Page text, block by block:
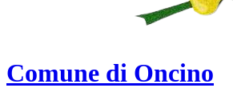
Comune di Oncino